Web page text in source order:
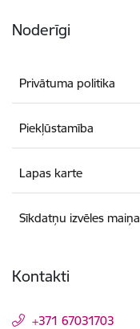
Noderīgi
Privātuma politika
Piekļūstamība
Lapas karte
Sīkdatņu izvēles maiņa
Kontakti
+371 67031703